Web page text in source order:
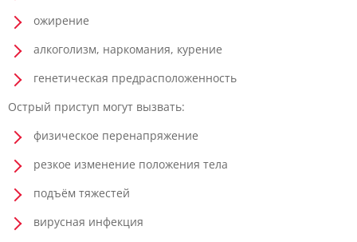
ожирение
алкоголизм, наркомания, курение
генетическая предрасположенность
Острый приступ могут вызвать:
физическое перенапряжение
резкое изменение положения тела
подъём тяжестей
вирусная инфекция